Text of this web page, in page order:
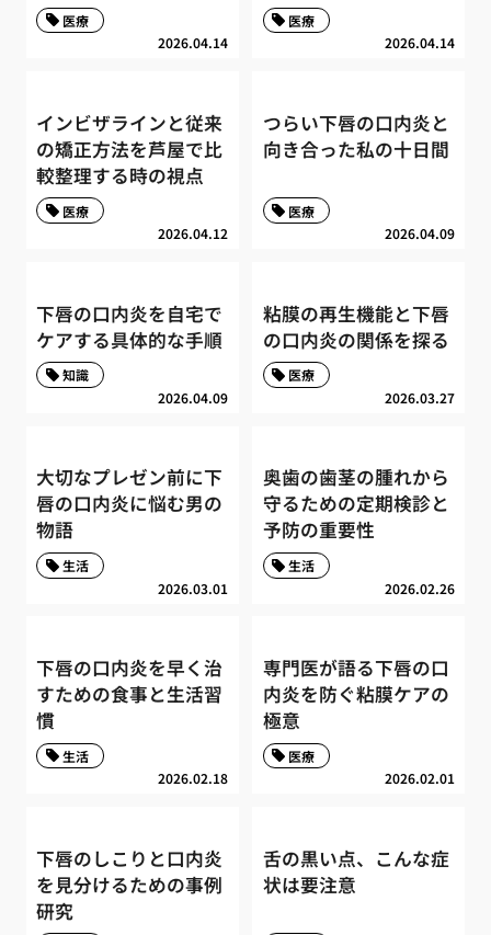
2026.04.14
医療
2026.04.14
医療
インビザラインと従来
の矯正方法を芦屋で比
較整理する時の視点
2026.04.12
医療
つらい下唇の口内炎と
向き合った私の十日間
2026.04.09
医療
下唇の口内炎を自宅で
ケアする具体的な手順
2026.04.09
知識
粘膜の再生機能と下唇
の口内炎の関係を探る
2026.03.27
医療
大切なプレゼン前に下
唇の口内炎に悩む男の
物語
2026.03.01
生活
奥歯の歯茎の腫れから
守るための定期検診と
予防の重要性
2026.02.26
生活
下唇の口内炎を早く治
すための食事と生活習
慣
2026.02.18
生活
専門医が語る下唇の口
内炎を防ぐ粘膜ケアの
極意
2026.02.01
医療
下唇のしこりと口内炎
を見分けるための事例
研究
舌の黒い点、こんな症
状は要注意